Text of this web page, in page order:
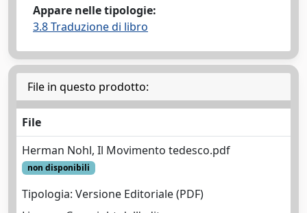
Appare nelle tipologie:
3.8 Traduzione di libro
File in questo prodotto:
File
Herman Nohl, Il Movimento tedesco.pdf
non disponibili
Tipologia: Versione Editoriale (PDF)